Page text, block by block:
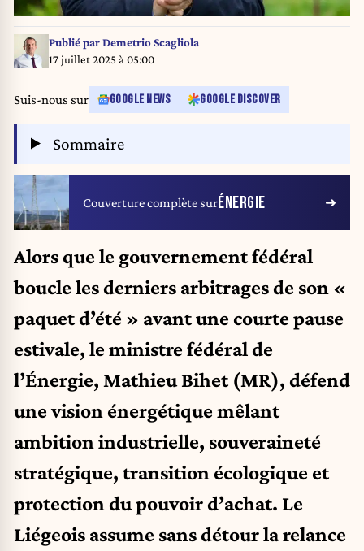
Publié parDemetrio Scagliola
17 juillet 2025 à 05:00
Suis-nous sur GOOGLE NEWS GOOGLE DISCOVER
Sommaire
Couverture complète surÉNERGIE
Alors que le gouvernement fédéral
boucle les derniers arbitrages de son «
paquet d’été » avant une courte pause
estivale, le ministre fédéral de
l’Énergie, Mathieu Bihet (MR), défend
une vision énergétique mêlant
ambition industrielle, souveraineté
stratégique, transition écologique et
protection du pouvoir d’achat. Le
Liégeois assume sans détour la relance